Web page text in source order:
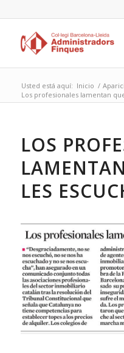
Usted está aquí: Inicio /
Los profesionales lamentan
LOS
LES